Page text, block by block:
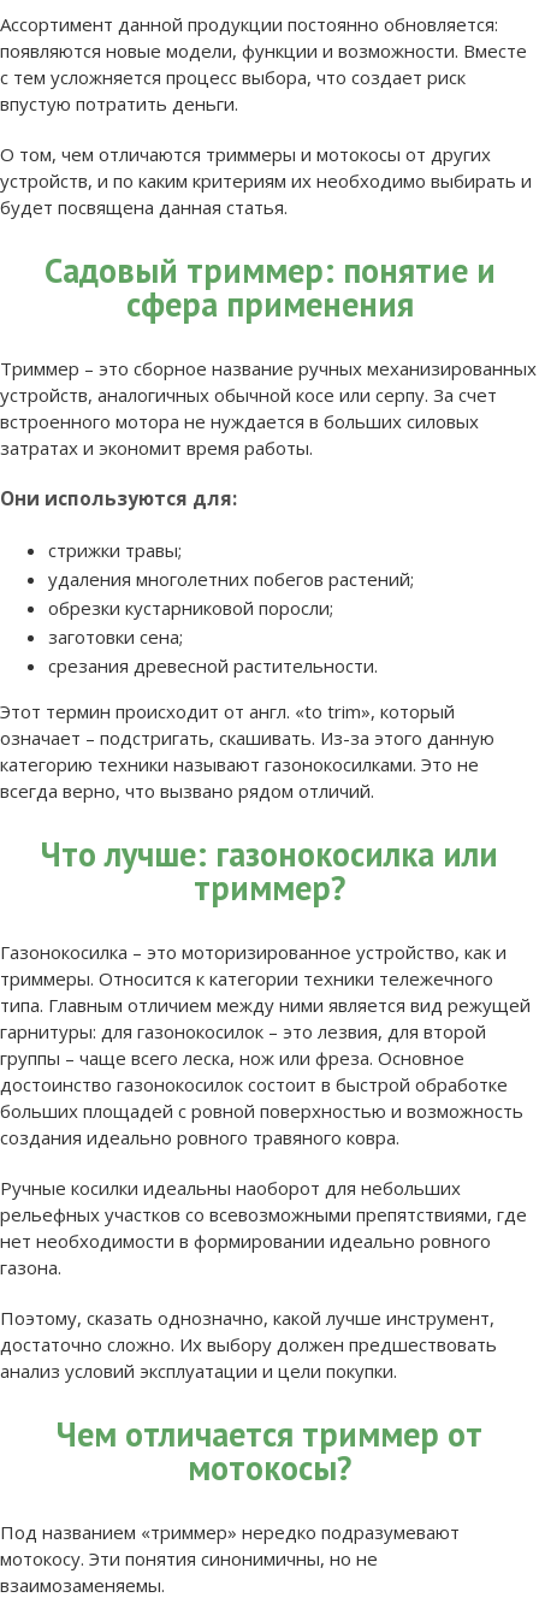
Ассортимент данной продукции постоянно обновляется:
появляются новые модели, функции и возможности. Вместе
с тем усложняется процесс выбора, что создает риск
впустую потратить деньги.
О том, чем отличаются триммеры и мотокосы от других
устройств, и по каким критериям их необходимо выбирать и
будет посвящена данная статья.
Садовый триммер: понятие и
сфера применения
Триммер – это сборное название ручных механизированных
устройств, аналогичных обычной косе или серпу. За счет
встроенного мотора не нуждается в больших силовых
затратах и экономит время работы.
Они используются для:
стрижки травы;
удаления многолетних побегов растений;
обрезки кустарниковой поросли;
заготовки сена;
срезания древесной растительности.
Этот термин происходит от англ. «to trіm», который
означает – подстригать, скашивать. Из-за этого данную
категорию техники называют газонокосилками. Это не
всегда верно, что вызвано рядом отличий.
Что лучше: газонокосилка или
триммер?
Газонокосилка – это моторизированное устройство, как и
триммеры. Относится к категории техники тележечного
типа. Главным отличием между ними является вид режущей
гарнитуры: для газонокосилок – это лезвия, для второй
группы – чаще всего леска, нож или фреза. Основное
достоинство газонокосилок состоит в быстрой обработке
больших площадей с ровной поверхностью и возможность
создания идеально ровного травяного ковра.
Ручные косилки идеальны наоборот для небольших
рельефных участков со всевозможными препятствиями, где
нет необходимости в формировании идеально ровного
газона.
Поэтому, сказать однозначно, какой лучше инструмент,
достаточно сложно. Их выбору должен предшествовать
анализ условий эксплуатации и цели покупки.
Чем отличается триммер от
мотокосы?
Под названием «триммер» нередко подразумевают
мотокосу. Эти понятия синонимичны, но не
взаимозаменяемы.